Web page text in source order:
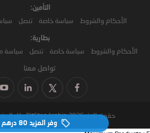
وفر المزيد 80 درهم‏
التأمين:
الأحكام والشروط سياسة خاصة تنصل
بطارية:
الأحكام والشروط سياسة خاصة تنصل سياسة
تواصل معنا
حقوق النشر2026 PitStopArabia. كل الحقوق محفوظة